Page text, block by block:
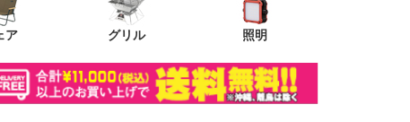
ア グリル 照明